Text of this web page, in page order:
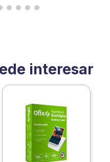
interesar